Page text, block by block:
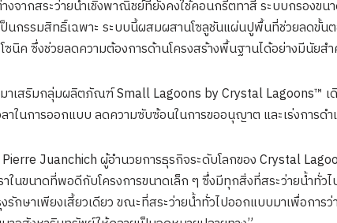
ากสระว่ายน้ำเชิงพาณิชย์ที่ยังคงใช้คอนกรีตทาสี ระบบกรองขน
ป็นกรรมสิทธิ์เฉพาะ ระบบนี้ผสมผสานโซลูชันแผ่นปูพื้นที่ช่วยลดขั้
นิค ซึ่งช่วยลดความต้องการด้านโครงสร้างพื้นฐานได้อย่างมีนัยส
าเสริมกลุ่มผลิตภัณฑ์ Small Lagoons by Crystal Lagoons™ เ
าในการออกแบบ ลดความซับซ้อนในการขออนุญาต และเร่งการดำ
Juanchich ผู้อำนวยการธุรกิจระดับโลกของ Crystal
าในขนาดที่พอดีกับโครงการขนาดเล็ก ๆ ซึ่งมีทุกสิ่งที่สระว่ายน้ำทั่
รักษาเพียงเสี้ยวเดียว ขณะที่สระว่ายน้ำทั่วไปออกแบบมาเพื่อกา